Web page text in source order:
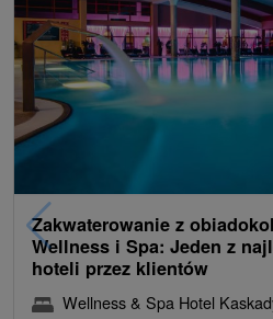
Zakwaterowanie z
Wellness i Spa: Jeden z
hoteli przez klientów
Wellness & Spa Hotel